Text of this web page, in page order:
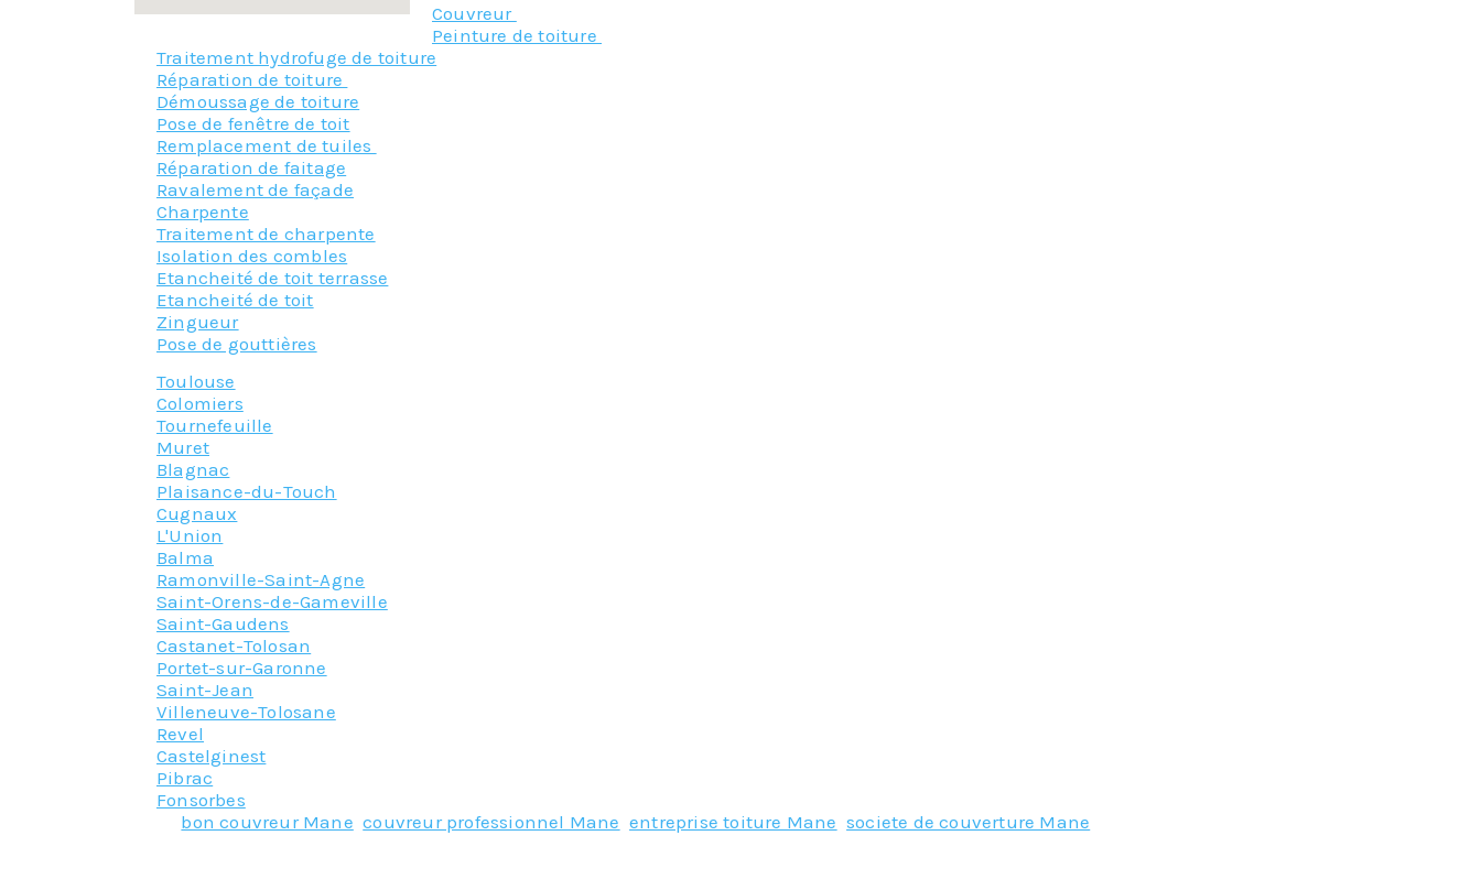
Couvreur
Peinture de toiture
Traitement hydrofuge de toiture
Réparation de toiture
Démoussage de toiture
Pose de fenêtre de toit
Remplacement de tuiles
Réparation de faitage
Ravalement de façade
Charpente
Traitement de charpente
Isolation des combles
Etancheité de toit terrasse
Etancheité de toit
Zingueur
Pose de gouttières
Toulouse
Colomiers
Tournefeuille
Muret
Blagnac
Plaisance-du-Touch
Cugnaux
L'Union
Balma
Ramonville-Saint-Agne
Saint-Orens-de-Gameville
Saint-Gaudens
Castanet-Tolosan
Portet-sur-Garonne
Saint-Jean
Villeneuve-Tolosane
Revel
Castelginest
Pibrac
Fonsorbes
bon couvreur Mane ,couvreur professionnel Mane ,entreprise toiture Mane ,societe de couverture Mane